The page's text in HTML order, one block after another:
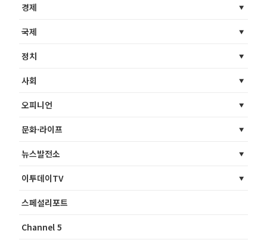
경제
국제
정치
사회
오피니언
문화·라이프
뉴스발전소
이투데이TV
스페셜리포트
Channel 5